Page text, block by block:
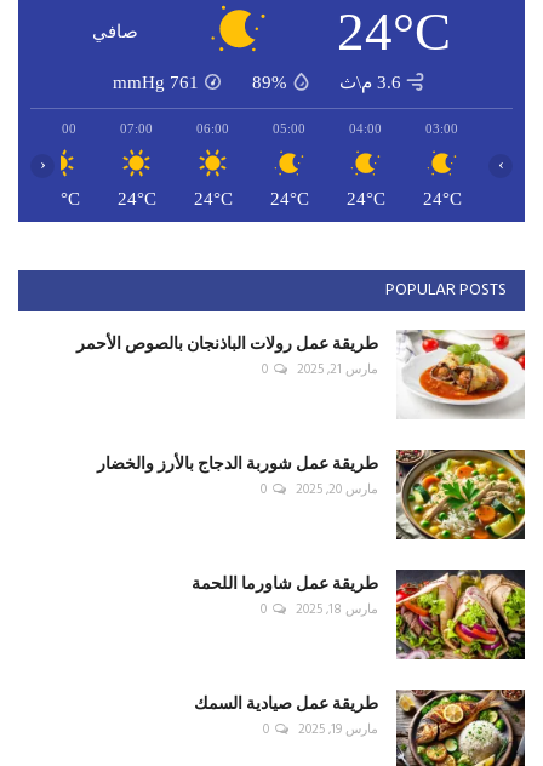
24°C صافي
3.6 م\ث 89%
761
mmHg
03:00
24°C
04:00
24°C
05:00
24°C
06:00
24°C
07:00
24°C
08:00
25°C
‹ ›
POPULAR POSTS
طريقة عمل رولات الباذنجان بالصوص الأحمر
مارس 21, 2025 0
طريقة عمل شوربة الدجاج بالأرز والخضار
مارس 20, 2025 0
طريقة عمل شاورما اللحمة
مارس 18, 2025 0
طريقة عمل صيادية السمك
مارس 19, 2025 0